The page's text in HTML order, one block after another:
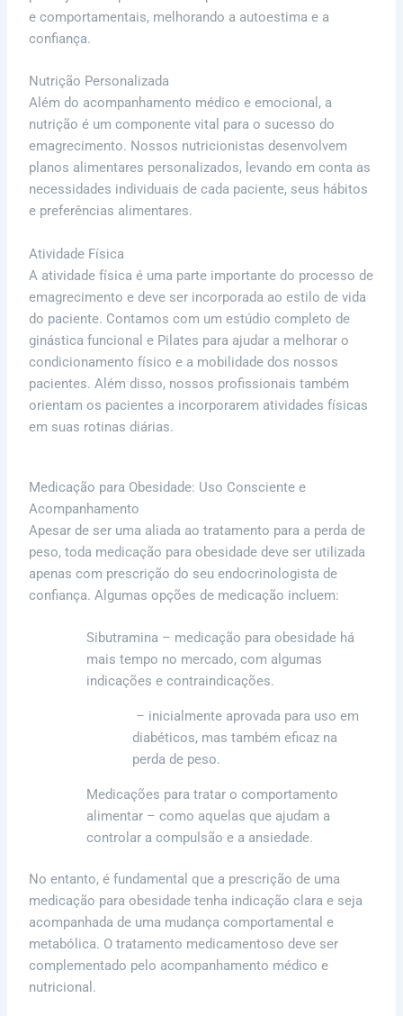
e comportamentais, melhorando a autoestima e a
confiança.
Nutrição Personalizada
Além do acompanhamento médico e emocional, a
nutrição é um componente vital para o sucesso do
emagrecimento. Nossos nutricionistas desenvolvem
planos alimentares personalizados, levando em conta as
necessidades individuais de cada paciente, seus hábitos
e preferências alimentares.
Atividade Física
A atividade física é uma parte importante do processo de
emagrecimento e deve ser incorporada ao estilo de vida
do paciente. Contamos com um estúdio completo de
ginástica funcional e Pilates para ajudar a melhorar o
condicionamento físico e a mobilidade dos nossos
pacientes. Além disso, nossos profissionais também
orientam os pacientes a incorporarem atividades físicas
em suas rotinas diárias.
Medicação para Obesidade: Uso Consciente e
Acompanhamento
Apesar de ser uma aliada ao tratamento para a perda de
peso, toda medicação para obesidade deve ser utilizada
apenas com prescrição do seu endocrinologista de
confiança. Algumas opções de medicação incluem:
Sibutramina – medicação para obesidade há
mais tempo no mercado, com algumas
indicações e contraindicações.
Victoza
– inicialmente aprovada para uso em
diabéticos, mas também eficaz na
perda de peso.
Medicações para tratar o comportamento
alimentar – como aquelas que ajudam a
controlar a compulsão e a ansiedade.
No entanto, é fundamental que a prescrição de uma
medicação para obesidade tenha indicação clara e seja
acompanhada de uma mudança comportamental e
metabólica. O tratamento medicamentoso deve ser
complementado pelo acompanhamento médico e
nutricional.